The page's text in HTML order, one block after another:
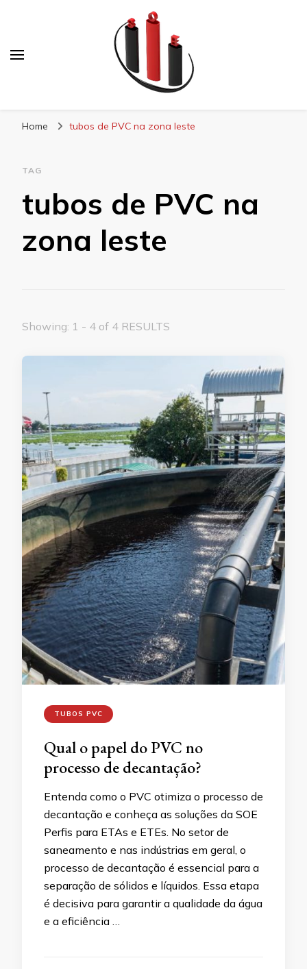
Home tubos de PVC na zona leste
TAG
tubos de PVC na
zona leste
Showing: 1 - 4 of 4 RESULTS
TUBOS PVC
Qual o papel do PVC no
processo de decantação?
Entenda como o PVC otimiza o processo de
decantação e conheça as soluções da SOE
Perfis para ETAs e ETEs. No setor de
saneamento e nas indústrias em geral, o
processo de decantação é essencial para a
separação de sólidos e líquidos. Essa etapa
é decisiva para garantir a qualidade da água
e a eficiência …